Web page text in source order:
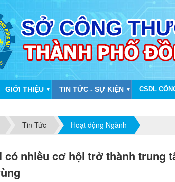
GIỚI THIỆU ▼ TIN TỨC - SỰ KIỆN ▼ CSDL
Tin Tức Hoạt động Ngành
có nhiều cơ hội trở thành trung